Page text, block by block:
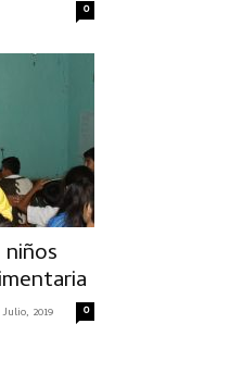
0
Julio, 2019 0